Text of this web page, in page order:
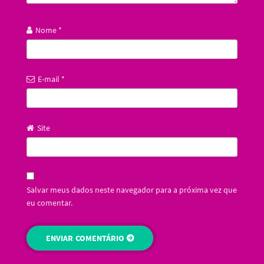
Nome *
E-mail *
Site
Salvar meus dados neste navegador para a próxima vez que
eu comentar.